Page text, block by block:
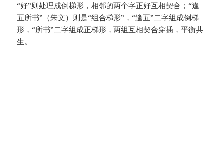
“好”则处理成倒梯形，相邻的两个字正好互相契合；“逢
五所书”（朱文）则是“组合梯形”，“逢五”二字组成倒梯
形，“所书”二字组成正梯形，两组互相契合穿插，平衡共
生。